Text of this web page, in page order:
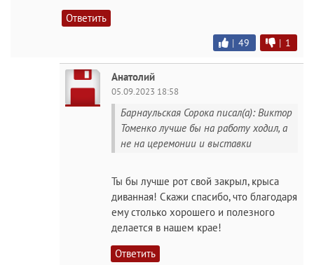
Ответить
| 49 | 1
Анатолий
05.09.2023 18:58
Барнаульская Сорока писал(а): Виктор
Томенко лучше бы на работу ходил, а
не на церемонии и выставки
Ты бы лучше рот свой закрыл, крыса
диванная! Скажи спасибо, что благодаря
ему столько хорошего и полезного
делается в нашем крае!
Ответить